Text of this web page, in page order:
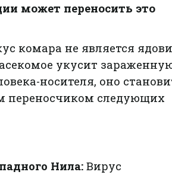
может переносить это
комара не является
укусит
носителя, оно
переносчиком следующих
Нила: Вирус